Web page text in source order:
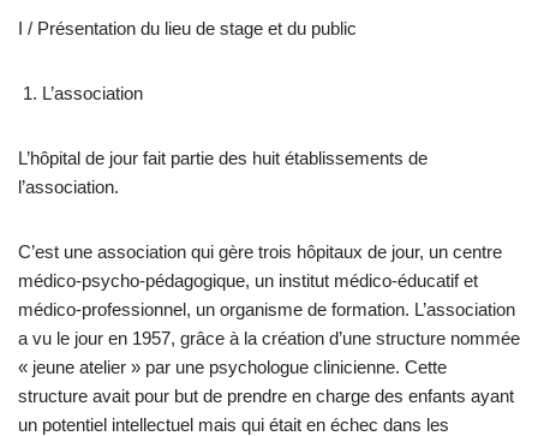
I / Présentation du lieu de stage et du public
L’association
L’hôpital de jour fait partie des huit établissements de
l’association.
C’est une association qui gère trois hôpitaux de jour, un centre
médico-psycho-pédagogique, un institut médico-éducatif et
médico-professionnel, un organisme de formation. L’association
a vu le jour en 1957, grâce à la création d’une structure nommée
« jeune atelier » par une psychologue clinicienne. Cette
structure avait pour but de prendre en charge des enfants ayant
un potentiel intellectuel mais qui était en échec dans les